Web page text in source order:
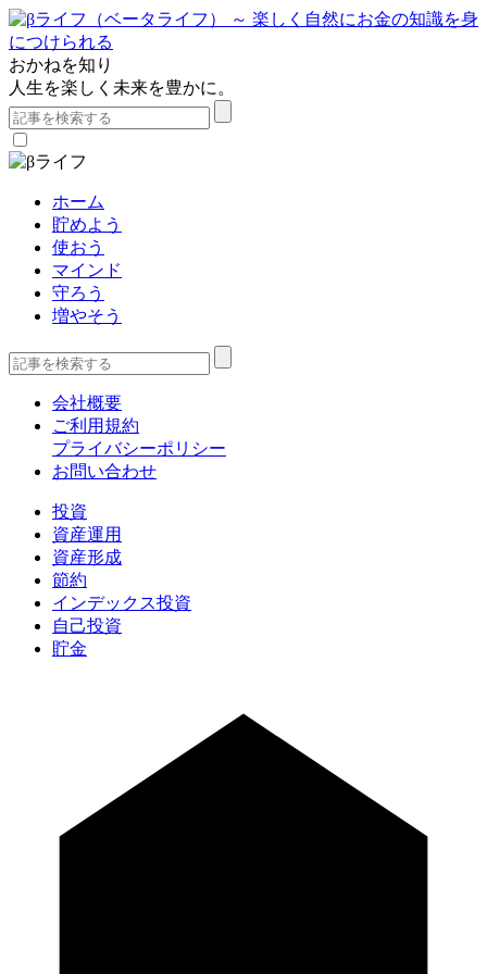
おかねを知り
人生を楽しく未来を豊かに。
ホーム
貯めよう
使おう
マインド
守ろう
増やそう
会社概要
ご利用規約
プライバシーポリシー
お問い合わせ
投資
資産運用
資産形成
節約
インデックス投資
自己投資
貯金